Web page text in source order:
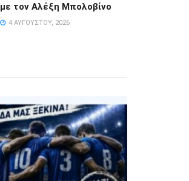
με τον Αλέξη Μπολοβίνο
4 ΑΥΓΟΎΣΤΟΥ, 2026